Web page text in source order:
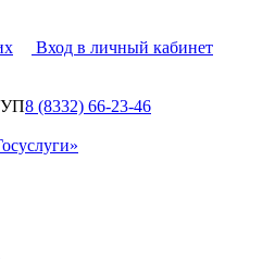
Вход в личный кабинет
8 (8332) 66-23-46